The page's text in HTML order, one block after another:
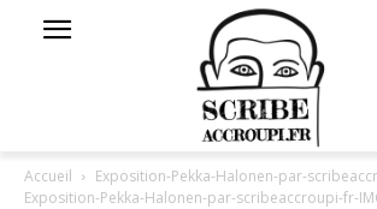
Accueil
Exposition-Pekka-Halonen-par-
Exposition-Pekka-Halonen-par-scribeaccroupi-fr-